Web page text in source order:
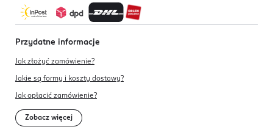
Przydatne informacje
Jak złożyć zamówienie?
Jakie są formy i koszty dostawy?
Jak opłacić zamówienie?
Zobacz więcej